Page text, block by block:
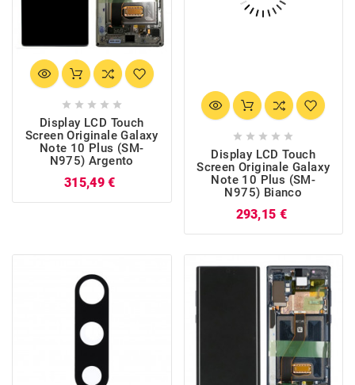
    
Display LCD Touch
Screen Originale Galaxy
Note 10 Plus (SM-
N975) Argento
315,49 €
    
Display LCD Touch
Screen Originale Galaxy
Note 10 Plus (SM-
N975) Bianco
293,15 €